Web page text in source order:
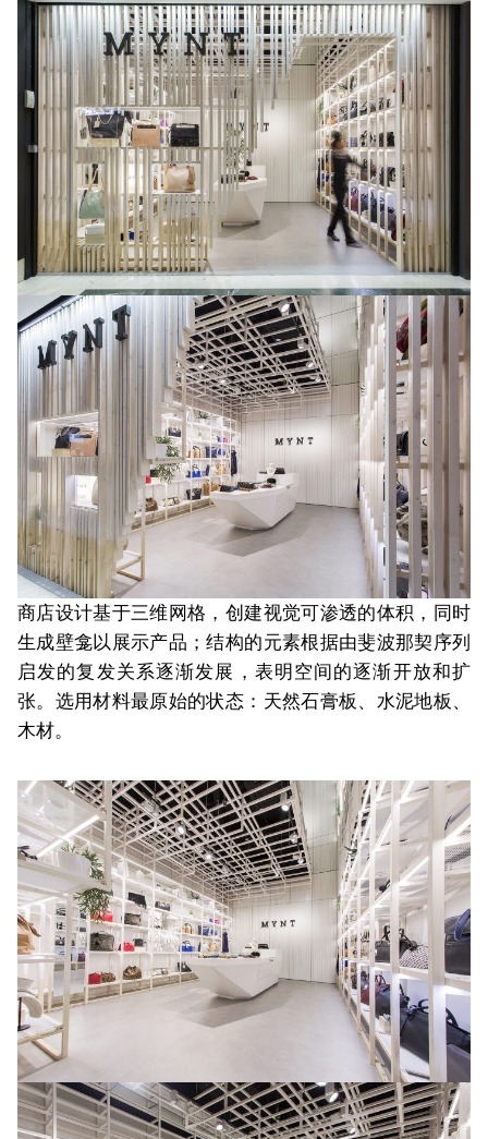
商店设计基于三维网格，创建视觉可渗透的体积，同时
生成壁龛以展示产品；结构的元素根据由斐波那契序列
启发的复发关系逐渐发展，表明空间的逐渐开放和扩
张。选用材料最原始的状态：天然石膏板、水泥地板、
木材。